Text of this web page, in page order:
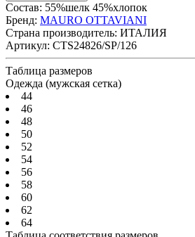
Состав: 55%шелк 45%хлопок
Бренд: MAURO OTTAVIANI
Страна производитель: ИТАЛИЯ
Артикул: CTS24826/SP/126
Таблица размеров
Одежда (мужская сетка)
44
46
48
50
52
54
56
58
60
62
64